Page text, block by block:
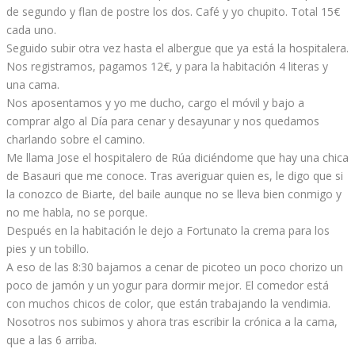
de segundo y flan de postre los dos. Café y yo chupito. Total 15€
cada uno.
Seguido subir otra vez hasta el albergue que ya está la hospitalera.
Nos registramos, pagamos 12€, y para la habitación 4 literas y
una cama.
Nos aposentamos y yo me ducho, cargo el móvil y bajo a
comprar algo al Día para cenar y desayunar y nos quedamos
charlando sobre el camino.
Me llama Jose el hospitalero de Rúa diciéndome que hay una chica
de Basauri que me conoce. Tras averiguar quien es, le digo que si
la conozco de Biarte, del baile aunque no se lleva bien conmigo y
no me habla, no se porque.
Después en la habitación le dejo a Fortunato la crema para los
pies y un tobillo.
A eso de las 8:30 bajamos a cenar de picoteo un poco chorizo un
poco de jamón y un yogur para dormir mejor. El comedor está
con muchos chicos de color, que están trabajando la vendimia.
Nosotros nos subimos y ahora tras escribir la crónica a la cama,
que a las 6 arriba.